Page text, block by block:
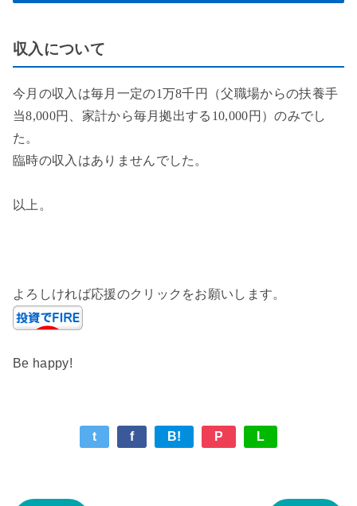
収入について
今月の収入は毎月一定の1万8千円（父職場からの扶養手
当8,000円、家計から毎月拠出する10,000円）のみでし
た。
臨時の収入はありませんでした。
以上。
よろしければ応援のクリックをお願いします。
Be happy!
t f B! P L